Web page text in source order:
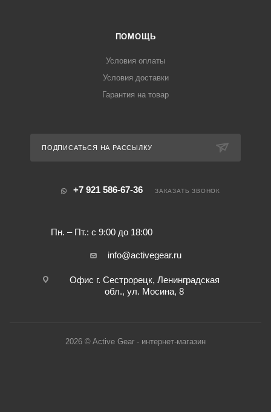
ПОМОЩЬ
Условия оплаты
Условия доставки
Гарантия на товар
ПОДПИСАТЬСЯ НА РАССЫЛКУ
+7 921 586-67-36
Пн. – Пт.: с 9:00 до 18:00
ЗАКАЗАТЬ ЗВОНОК
info@activegear.ru
Офис г. Сестрорецк, Ленинградская
обл., ул. Мосина, 8
2026 © Active Gear - интернет-магазин